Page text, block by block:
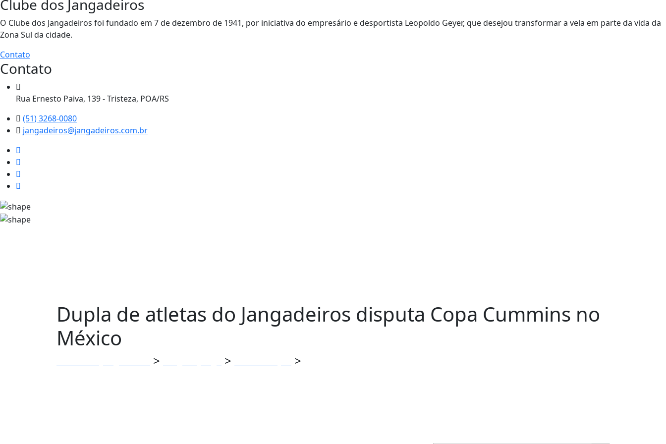
Clube dos Jangadeiros
O Clube dos Jangadeiros foi fundado em 7 de dezembro de 1941, por iniciativa do empresário e desportista Leopoldo Geyer, que desejou transformar a vela em parte da vida da
Zona Sul da cidade.
Contato
Contato
Rua Ernesto Paiva, 139 - Tristeza, POA/RS
(51) 3268-0080
jangadeiros@jangadeiros.com.br
Dupla de atletas do Jangadeiros disputa Copa Cummins no
México
> > >